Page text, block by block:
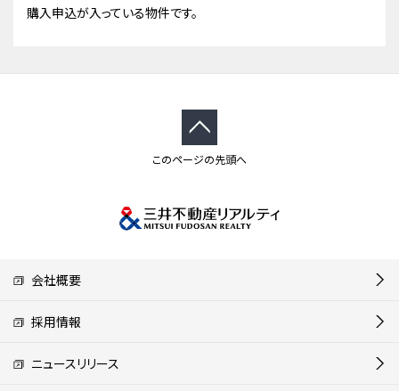
購入申込が入っている物件です。
このページの先頭へ
会社概要
採用情報
ニュースリリース